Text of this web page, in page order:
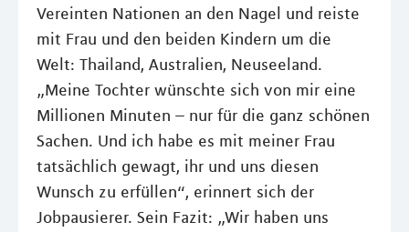
Vereinten Nationen an den Nagel und reiste
mit Frau und den beiden Kindern um die
Welt: Thailand, Australien, Neuseeland.
„Meine Tochter wünschte sich von mir eine
Millionen Minuten – nur für die ganz schönen
Sachen. Und ich habe es mit meiner Frau
tatsächlich gewagt, ihr und uns diesen
Wunsch zu erfüllen“, erinnert sich der
Jobpausierer. Sein Fazit: „Wir haben uns